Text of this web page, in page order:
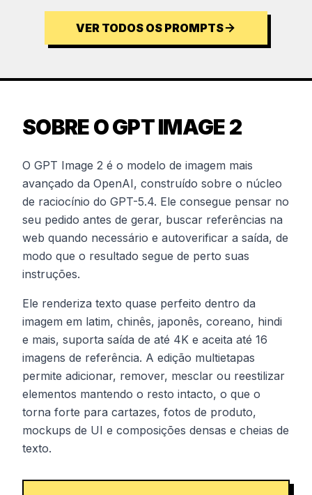
VER TODOS OS PROMPTS
SOBRE O GPT IMAGE 2
O GPT Image 2 é o modelo de imagem mais
avançado da OpenAI, construído sobre o núcleo
de raciocínio do GPT-5.4. Ele consegue pensar no
seu pedido antes de gerar, buscar referências na
web quando necessário e autoverificar a saída, de
modo que o resultado segue de perto suas
instruções.
Ele renderiza texto quase perfeito dentro da
imagem em latim, chinês, japonês, coreano, hindi
e mais, suporta saída de até 4K e aceita até 16
imagens de referência. A edição multietapas
permite adicionar, remover, mesclar ou reestilizar
elementos mantendo o resto intacto, o que o
torna forte para cartazes, fotos de produto,
mockups de UI e composições densas e cheias de
texto.